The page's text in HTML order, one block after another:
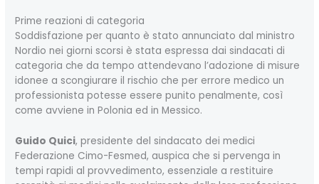
Prime reazioni di categoria
Soddisfazione per quanto è stato annunciato dal ministro
Nordio nei giorni scorsi è stata espressa dai sindacati di
categoria che da tempo attendevano l’adozione di misure
idonee a scongiurare il rischio che per errore medico un
professionista potesse essere punito penalmente, così
come avviene in Polonia ed in Messico.
Guido Quici, presidente del sindacato dei medici
Federazione Cimo-Fesmed, auspica che si pervenga in
tempi rapidi al provvedimento, essenziale a restituire